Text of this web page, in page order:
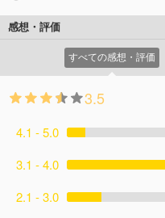
感想・評価
すべての感想・評価
3.5
4.1 - 5.0
3.1 - 4.0
2.1 - 3.0